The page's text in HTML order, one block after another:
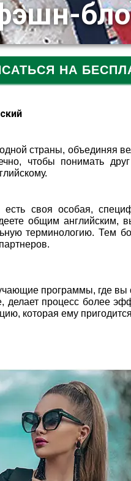
НА
страны, объединяя
чтобы понимать
своя особая,
общим английским,
терминологию. Тем
программы, где вы
делает процесс более
которая ему